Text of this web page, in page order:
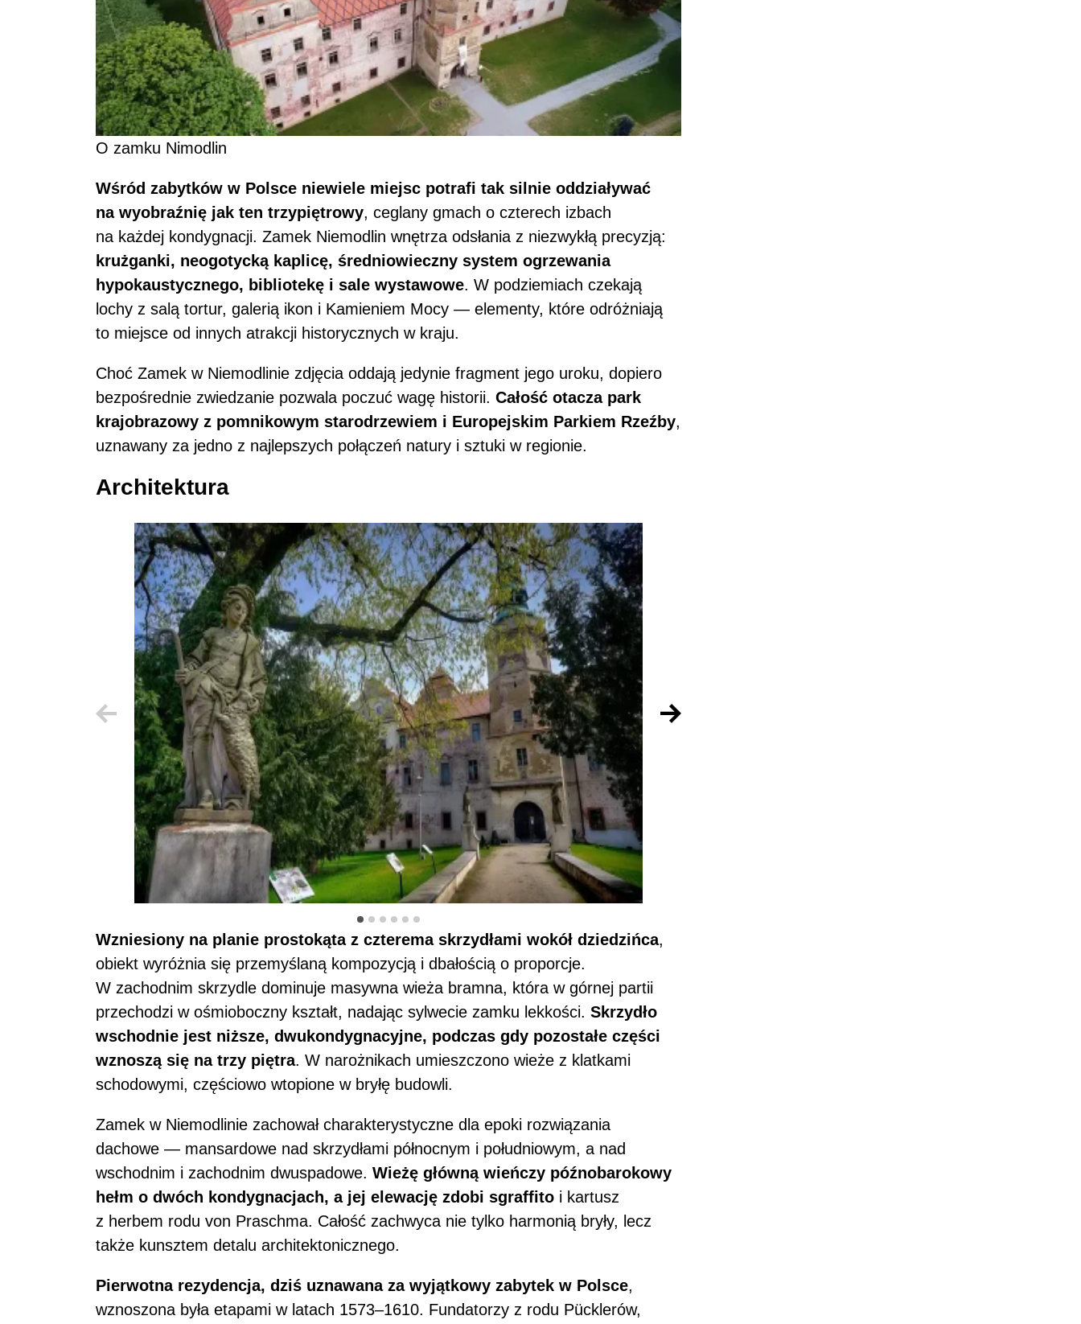
O zamku Nimodlin
Wśród zabytków w Polsce niewiele miejsc potrafi tak silnie oddziaływać
na wyobraźnię jak ten trzy­pięt­ro­wy, ceglany gmach o czterech izbach
na każdej kondygnacji. Zamek Niemodlin wnętrza odsłania z niezwykłą precyzją:
krużganki, neogotycką kaplicę, średniowieczny system ogrzewania
hypokaustycznego, bibliotekę i sale wystawowe. W podziemiach czekają
lochy z salą tortur, galerią ikon i Kamieniem Mocy — elementy, które odróżniają
to miejsce od innych atrakcji historycznych w kraju.
Choć Zamek w Niemodlinie zdjęcia oddają jedynie fragment jego uroku, dopiero
bezpośrednie zwiedzanie pozwala poczuć wagę historii. Całość otacza park
krajobrazowy z pomnikowym starodrzewiem i Europejskim Parkiem Rzeźby,
uznawany za jedno z najlepszych połączeń natury i sztuki w regionie.
Architektura
Zamek Nimodlin rzeźba
Wzniesiony na planie prostokąta z czterema skrzydłami wokół dziedzińca,
obiekt wyróżnia się przemyślaną kompozycją i dbałością o proporcje.
W zachodnim skrzydle dominuje masywna wieża bramna, która w górnej partii
przechodzi w ośmioboczny kształt, nadając sylwecie zamku lekkości. Skrzydło
wschodnie jest niższe, dwukondygnacyjne, podczas gdy pozostałe części
wznoszą się na trzy piętra. W narożnikach umieszczono wieże z klatkami
schodowymi, częściowo wtopione w bryłę budowli.
Zamek w Niemodlinie zachował charakterystyczne dla epoki rozwiązania
dachowe — mansardowe nad skrzydłami północnym i południowym, a nad
wschodnim i zachodnim dwuspadowe. Wieżę główną wieńczy późnobarokowy
hełm o dwóch kondygnacjach, a jej elewację zdobi sgraffito i kartusz
z herbem rodu von Praschma. Całość zachwyca nie tylko harmonią bryły, lecz
także kunsztem detalu architektonicznego.
Pierwotna rezydencja, dziś uznawana za wyjątkowy zabytek w Polsce,
wznoszona była etapami w latach 1573–1610. Fundatorzy z rodu Pücklerów,